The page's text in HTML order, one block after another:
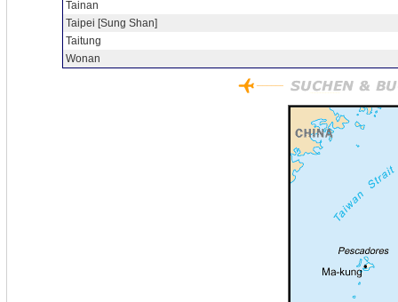
Tainan
Taipei [Sung Shan]
Taitung
Wonan